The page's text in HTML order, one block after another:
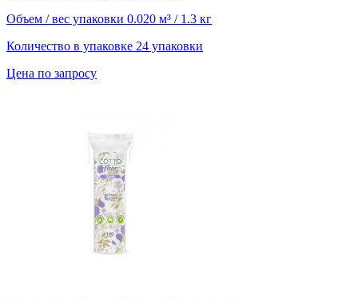
Объем / вес упаковки 0.020 м³ / 1.3 кг
Количество в упаковке 24 упаковки
Цена по запросу